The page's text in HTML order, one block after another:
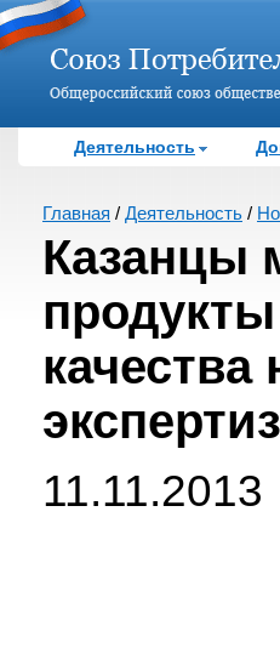
Деятельность
Главная / Деятельность /
Казанцы
11.11.2013